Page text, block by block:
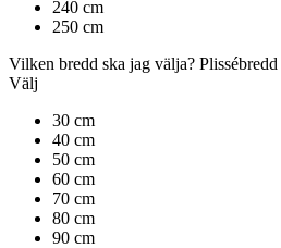
240 cm
250 cm
Vilken bredd ska jag välja? Plissébredd
Välj
30 cm
40 cm
50 cm
60 cm
70 cm
80 cm
90 cm